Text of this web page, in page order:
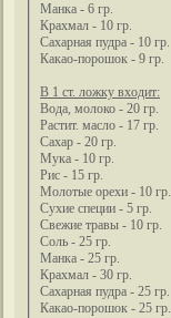
Манка - 6 гр.
Крахмал - 10 гр.
Сахарная пудра - 10 гр.
Какао-порошок - 9 гр.
В 1 ст. ложку входит:
Вода, молоко - 20 гр.
Растит. масло - 17 гр.
Сахар - 20 гр.
Мука - 10 гр.
Рис - 15 гр.
Молотые орехи - 10 гр.
Сухие специи - 5 гр.
Свежие травы - 10 гр.
Соль - 25 гр.
Манка - 25 гр.
Крахмал - 30 гр.
Сахарная пудра - 25 гр.
Какао-порошок - 25 гр.